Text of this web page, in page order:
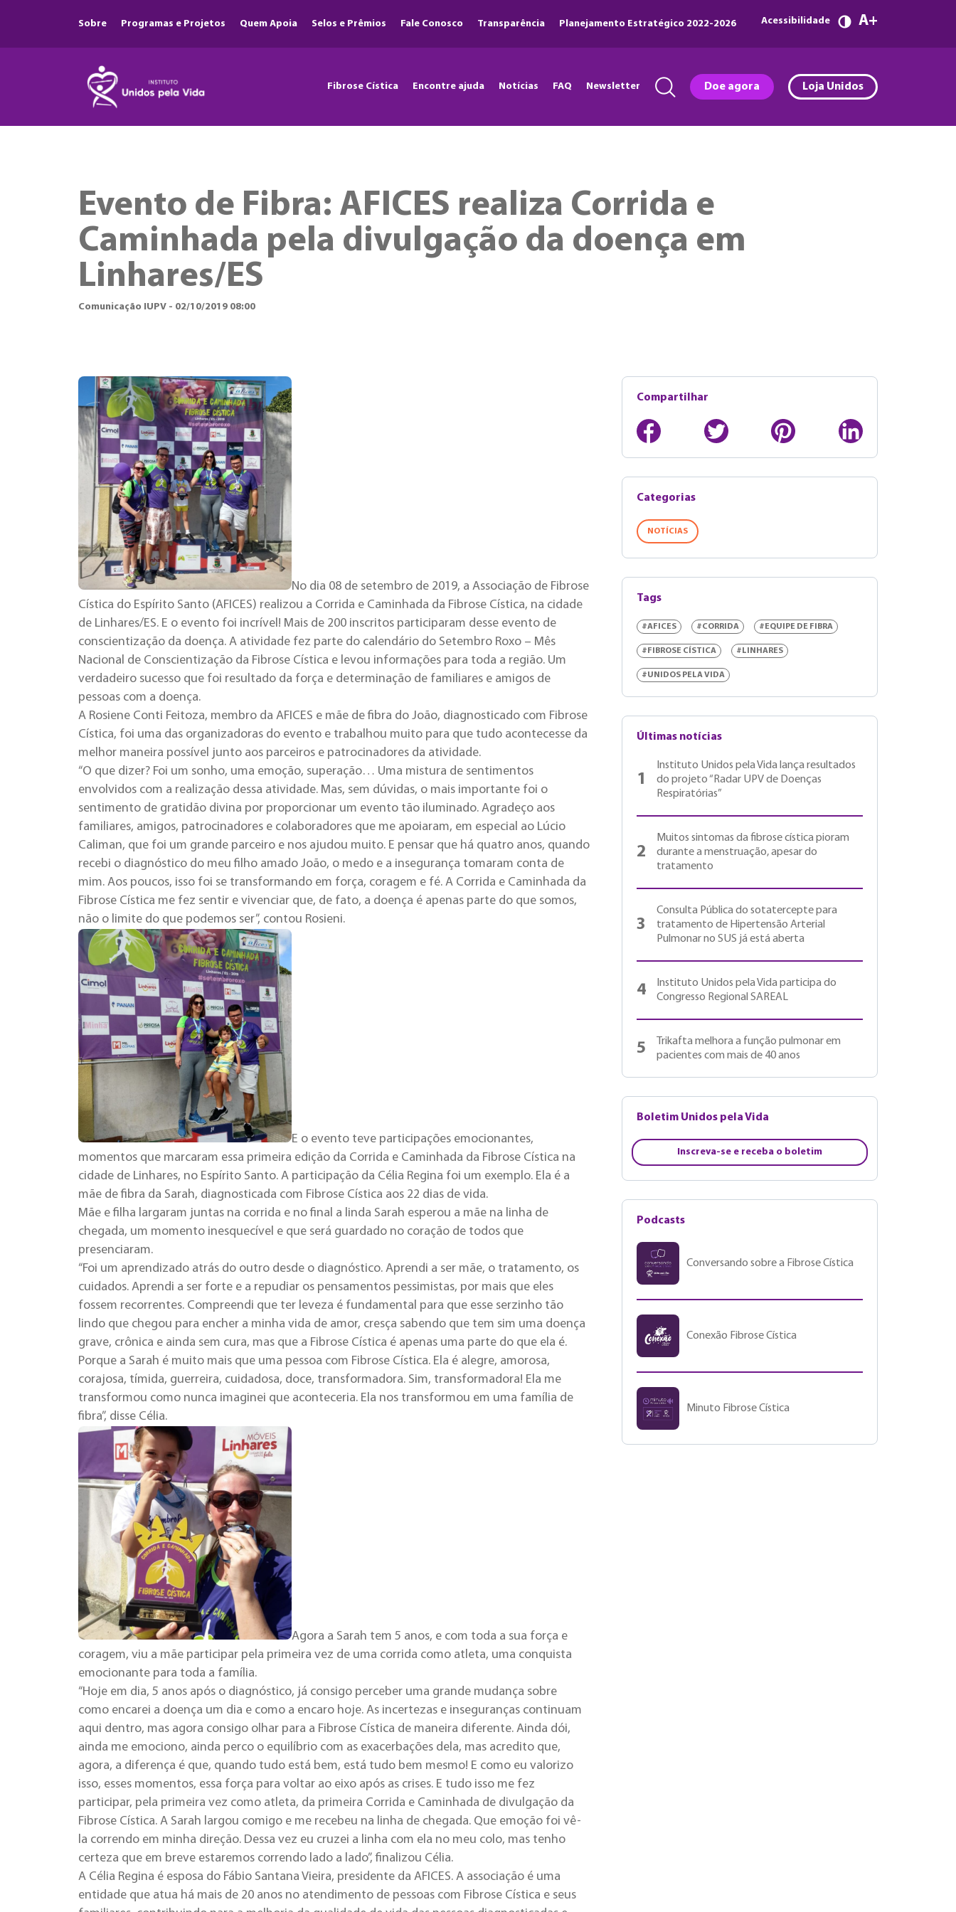
Sobre Programas e Projetos Quem Apoia Selos e Prêmios Fale Conosco Transparência Planejamento Estratégico 2022-2026 Acessibilidade A
Fibrose Cística Encontre ajuda Notícias FAQ Newsletter Doe agora Loja Unidos
Evento de Fibra: AFICES realiza Corrida e
Caminhada pela divulgação da doença em
Linhares/ES
Comunicação IUPV - 02/10/2019 08:00
No dia 08 de setembro de 2019, a Associação de Fibrose
Cística do Espírito Santo (AFICES) realizou a Corrida e Caminhada da Fibrose Cística, na cidade
de Linhares/ES. E o evento foi incrível! Mais de 200 inscritos participaram desse evento de
conscientização da doença. A atividade fez parte do calendário do Setembro Roxo – Mês
Nacional de Conscientização da Fibrose Cística e levou informações para toda a região. Um
verdadeiro sucesso que foi resultado da força e determinação de familiares e amigos de
pessoas com a doença.
A Rosiene Conti Feitoza, membro da AFICES e mãe de fibra do João, diagnosticado com Fibrose
Cística, foi uma das organizadoras do evento e trabalhou muito para que tudo acontecesse da
melhor maneira possível junto aos parceiros e patrocinadores da atividade.
“O que dizer? Foi um sonho, uma emoção, superação… Uma mistura de sentimentos
envolvidos com a realização dessa atividade. Mas, sem dúvidas, o mais importante foi o
sentimento de gratidão divina por proporcionar um evento tão iluminado. Agradeço aos
familiares, amigos, patrocinadores e colaboradores que me apoiaram, em especial ao Lúcio
Caliman, que foi um grande parceiro e nos ajudou muito. E pensar que há quatro anos, quando
recebi o diagnóstico do meu filho amado João, o medo e a insegurança tomaram conta de
mim. Aos poucos, isso foi se transformando em força, coragem e fé. A Corrida e Caminhada da
Fibrose Cística me fez sentir e vivenciar que, de fato, a doença é apenas parte do que somos,
não o limite do que podemos ser”, contou Rosieni.
E o evento teve participações emocionantes,
momentos que marcaram essa primeira edição da Corrida e Caminhada da Fibrose Cística na
cidade de Linhares, no Espírito Santo. A participação da Célia Regina foi um exemplo. Ela é a
mãe de fibra da Sarah, diagnosticada com Fibrose Cística aos 22 dias de vida.
Mãe e filha largaram juntas na corrida e no final a linda Sarah esperou a mãe na linha de
chegada, um momento inesquecível e que será guardado no coração de todos que
presenciaram.
“Foi um aprendizado atrás do outro desde o diagnóstico. Aprendi a ser mãe, o tratamento, os
cuidados. Aprendi a ser forte e a repudiar os pensamentos pessimistas, por mais que eles
fossem recorrentes. Compreendi que ter leveza é fundamental para que esse serzinho tão
lindo que chegou para encher a minha vida de amor, cresça sabendo que tem sim uma doença
grave, crônica e ainda sem cura, mas que a Fibrose Cística é apenas uma parte do que ela é.
Porque a Sarah é muito mais que uma pessoa com Fibrose Cística. Ela é alegre, amorosa,
corajosa, tímida, guerreira, cuidadosa, doce, transformadora. Sim, transformadora! Ela me
transformou como nunca imaginei que aconteceria. Ela nos transformou em uma família de
fibra”, disse Célia.
Agora a Sarah tem 5 anos, e com toda a sua força e
coragem, viu a mãe participar pela primeira vez de uma corrida como atleta, uma conquista
emocionante para toda a família.
“Hoje em dia, 5 anos após o diagnóstico, já consigo perceber uma grande mudança sobre
como encarei a doença um dia e como a encaro hoje. As incertezas e inseguranças continuam
aqui dentro, mas agora consigo olhar para a Fibrose Cística de maneira diferente. Ainda dói,
ainda me emociono, ainda perco o equilíbrio com as exacerbações dela, mas acredito que,
agora, a diferença é que, quando tudo está bem, está tudo bem mesmo! E como eu valorizo
isso, esses momentos, essa força para voltar ao eixo após as crises. E tudo isso me fez
participar, pela primeira vez como atleta, da primeira Corrida e Caminhada de divulgação da
Fibrose Cística. A Sarah largou comigo e me recebeu na linha de chegada. Que emoção foi vê-
la correndo em minha direção. Dessa vez eu cruzei a linha com ela no meu colo, mas tenho
certeza que em breve estaremos correndo lado a lado”, finalizou Célia.
A Célia Regina é esposa do Fábio Santana Vieira, presidente da AFICES. A associação é uma
entidade que atua há mais de 20 anos no atendimento de pessoas com Fibrose Cística e seus
Compartilhar
Categorias
NOTÍCIAS
Tags
#AFICES #CORRIDA #EQUIPE DE FIBRA
#FIBROSE CÍSTICA #LINHARES
#UNIDOS PELA VIDA
Últimas notícias
1
Instituto Unidos pela Vida lança resultados
do projeto “Radar UPV de Doenças
Respiratórias”
2
Muitos sintomas da fibrose cística pioram
durante a menstruação, apesar do
tratamento
3
Consulta Pública do sotatercepte para
tratamento de Hipertensão Arterial
Pulmonar no SUS já está aberta
4
Instituto Unidos pela Vida participa do
Congresso Regional SAREAL
5
Trikafta melhora a função pulmonar em
pacientes com mais de 40 anos
Boletim Unidos pela Vida
Inscreva-se e receba o boletim
Podcasts
Conversando sobre a Fibrose Cística
Conexão Fibrose Cística
Minuto Fibrose Cística